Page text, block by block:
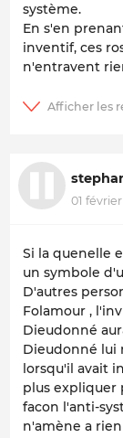
système.
En s'en
inventif, ces
n'entravent
01 février
Si la quenelle
un symbole
D'autres
Folamour ,
Dieudonné
Dieudonné lui
lorsqu'il avait
plus expliquer
facon l'anti-
n'amène a